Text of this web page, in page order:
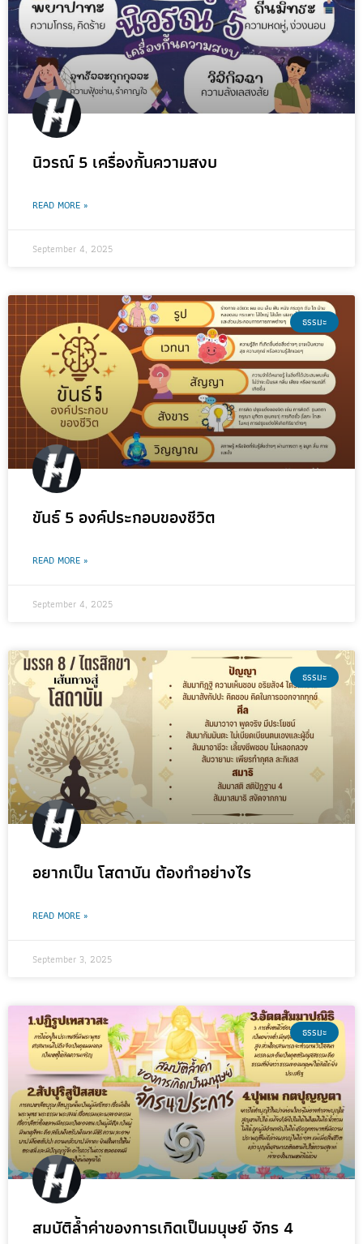
นิวรณ์ 5 เครื่องกั้นความสงบ
READ MORE »
September 4, 2025
ธรรมะ
ขันธ์ 5 องค์ประกอบของชีวิต
READ MORE »
September 4, 2025
ธรรมะ
อยากเป็น โสดาบัน ต้องทำอย่างไร
READ MORE »
September 3, 2025
ธรรมะ
สมบัติล้ำค่าของการเกิดเป็นมนุษย์ จักร 4